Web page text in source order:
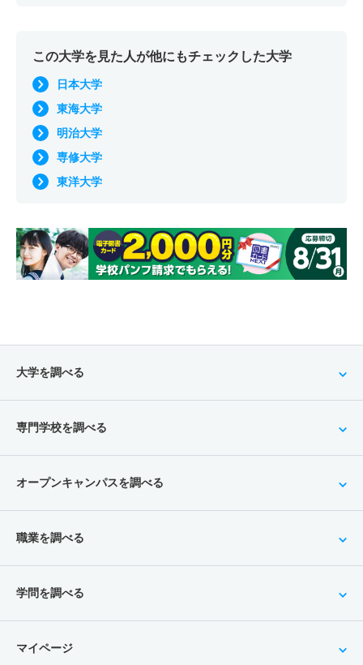
この大学を見た人が他にもチェックした大学
日本大学
東海大学
明治大学
専修大学
東洋大学
大学を調べる
専門学校を調べる
オープンキャンパスを調べる
職業を調べる
学問を調べる
マイページ